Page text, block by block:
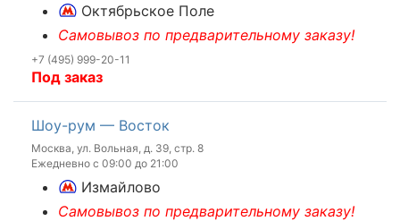
Октябрьское Поле
Самовывоз по предварительному заказу!
+7 (495) 999-20-11
Под заказ
Шоу-рум — Восток
Москва, ул. Вольная, д. 39, стр. 8
Ежедневно с 09:00 до 21:00
Измайлово
Самовывоз по предварительному заказу!